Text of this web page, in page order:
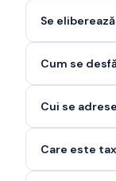
Se
Cum se
Cui se
Care este